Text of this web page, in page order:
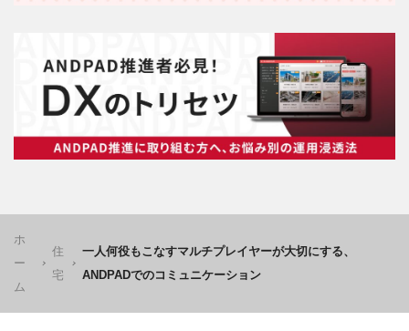
ホ
ー
ム
住
宅
一人何役もこなすマルチプレイヤーが大切にする、
ANDPADでのコミュニケーション